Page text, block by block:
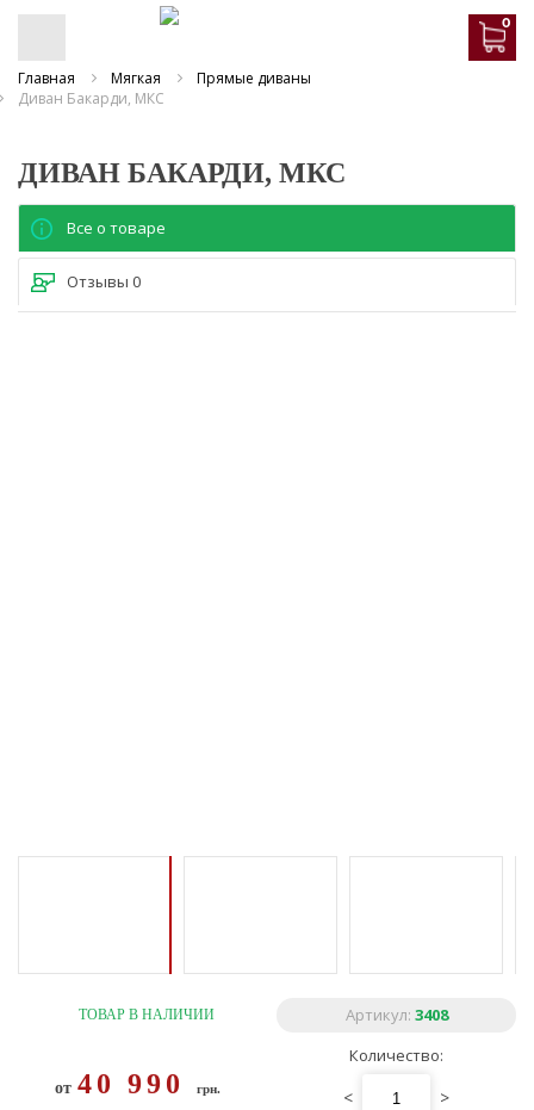
0
Главная Мягкая
Прямые диваны
Диван Бакарди, МКС
ДИВАН БАКАРДИ, МКС
Все о товаре
Отзывы 0
ТОВАР В НАЛИЧИИ Артикул: 3408
от 40 990 грн.
Количество:
< >